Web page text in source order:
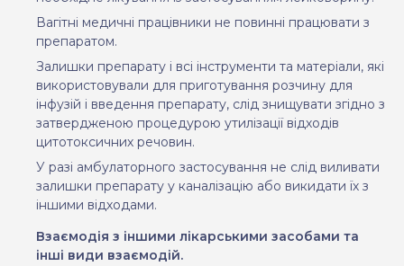
Вагітні медичні працівники не повинні працювати з
препаратом.
Залишки препарату і всі інструменти та матеріали, які
використовували для приготування розчину для
інфузій і введення препарату, слід знищувати згідно з
затвердженою процедурою утилізації відходів
цитотоксичних речовин.
У разі амбулаторного застосування не слід виливати
залишки препарату у каналізацію або викидати їх з
іншими відходами.
Взаємодія з іншими лікарськими засобами та
інші види взаємодій.